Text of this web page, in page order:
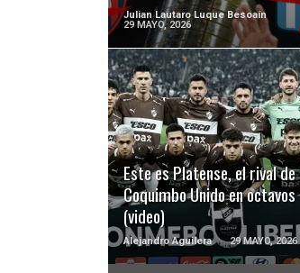
Julian Lautaro Luque Besoaín
29 MAYO, 2026
Este es Platense, el rival de
Coquimbo Unido en octavos
(video)
Alejandro Aguilera 29 MAYO, 2026
LEER MÁS